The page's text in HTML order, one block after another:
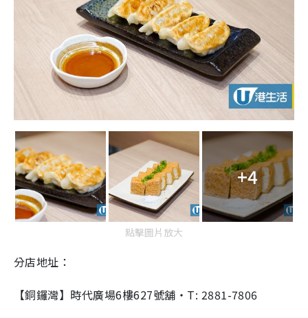
+4
點擊圖片放大
分店地址：
【銅鑼灣】時代廣場6樓627號舖・T: 2881-7806